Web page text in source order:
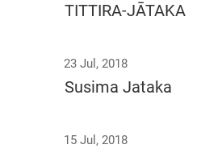
TITTIRA-JĀTAKA
23 Jul, 2018
Susima Jataka
15 Jul, 2018